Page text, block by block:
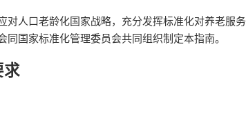
对人口老龄化国家战略，充分发挥标准化对养老服
同国家标准化管理委员会共同组织制定本指南。
求